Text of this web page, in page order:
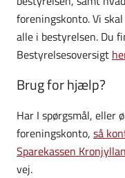
foreningskonto. Vi
alle i bestyrelsen. Du
Bestyrelsesoversigt
Brug for hjælp?
Har I spørgsmål, eller
foreningskonto, så
Sparekassen
vej.